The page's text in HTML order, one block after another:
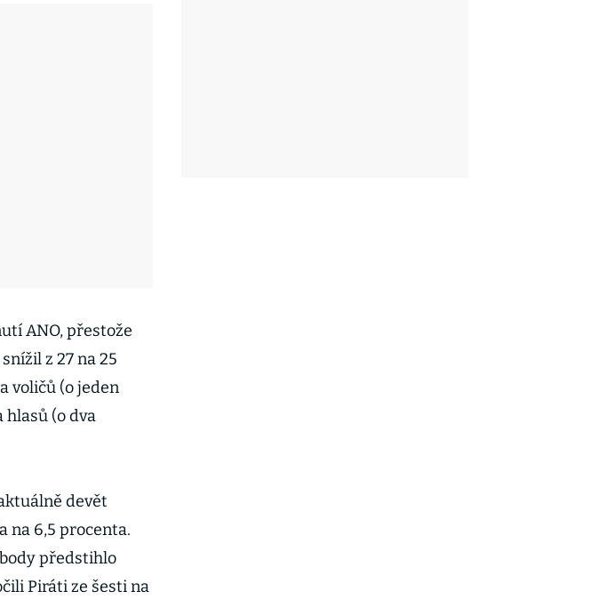
ANO, přestože
z 27 na 25
voličů (o jeden
hlasů (o dva
devět
na 6,5 procenta.
předstihlo
Piráti ze šesti na